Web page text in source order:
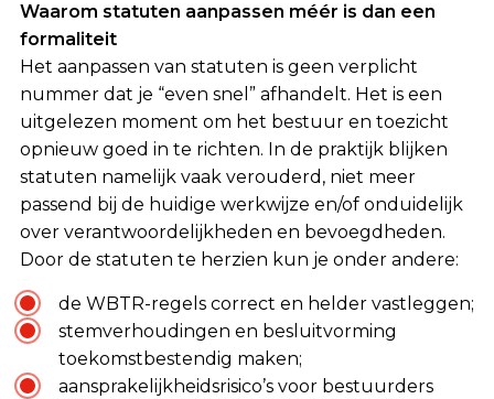
Waarom statuten aanpassen méér is dan een
formaliteit
Het aanpassen van statuten is geen verplicht
nummer dat je “even snel” afhandelt. Het is een
uitgelezen moment om het bestuur en toezicht
opnieuw goed in te richten. In de praktijk blijken
statuten namelijk vaak verouderd, niet meer
passend bij de huidige werkwijze en/of onduidelijk
over verantwoordelijkheden en bevoegdheden.
Door de statuten te herzien kun je onder andere:
de WBTR-regels correct en helder vastleggen;
stemverhoudingen en besluitvorming
toekomstbestendig maken;
aansprakelijkheidsrisico’s voor bestuurders